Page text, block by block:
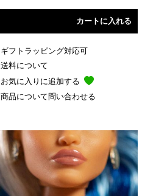
ギフトラッピング対応可
送料について
お気に入りに追加する
商品について問い合わせる